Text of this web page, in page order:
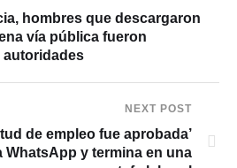
hombres que descargaron
vía pública fueron
NEXT POST
de empleo fue aprobada’
WhatsApp y termina en una